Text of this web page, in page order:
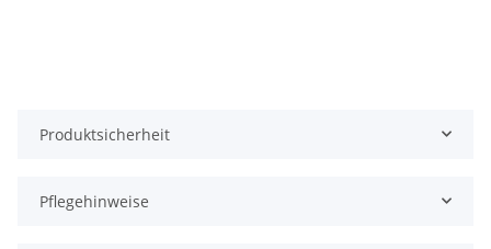
Produktsicherheit
Pflegehinweise